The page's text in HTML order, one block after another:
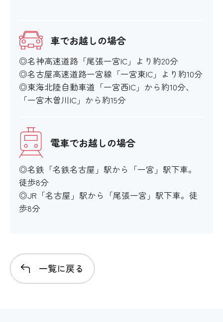
車でお越しの場合
◎名神高速道路「尾張一宮IC」より約20分
◎名古屋高速道路一宮線「一宮東IC」より約10分
◎東海北陸自動車道「一宮西IC」から約10分、
「一宮木曽川IC」から約15分
電車でお越しの場合
◎名鉄「名鉄名古屋」駅から「一宮」駅下車。
徒歩8分
◎JR「名古屋」駅から「尾張一宮」駅下車。徒
歩8分
一覧に戻る